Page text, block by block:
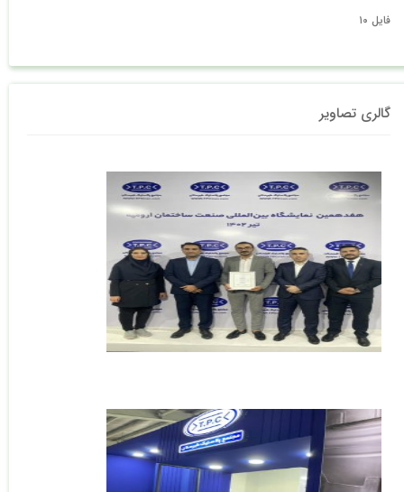
فایل ۱۰
گالری تصاویر